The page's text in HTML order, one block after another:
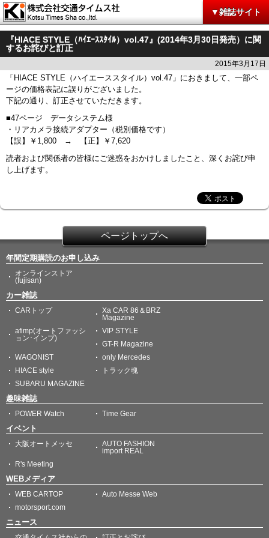
▼雑誌サイト
『HIACE STYLE（ﾊｲｴｰｽｽﾀｲﾙ）vol.47』(2014年3月30日発売）に関
するお詫びと訂正
2015年3月17日
「HIACE STYLE（ハイエーススタイル）vol.47」におきまして、一部ペ
ージの価格表記に誤りがございました。
下記の通り、訂正させていただきます。
■47ページ データシステム様
・リアカメラ接続アダプター（税別価格です）
【誤】￥1,800 → 【正】￥7,620
読者および関係者の皆様にご迷惑をおかけしましたこと、深くお詫び申
し上げます。
ページトップへ
年間定期購読のお申し込み
オンラインストア
(fujisan)
カー雑誌
CARトップ
Xa CAR 86＆BRZ
Magazine
afimp(オートファッシ
ョン･インプ)
VIP STYLE
GT-R Magazine
WAGONIST
only Mercedes
HIACE style
トラック魂
SUBARU MAGAZINE
趣味雑誌
POWER Watch Time Gear
イベント
大阪オートメッセ
AUTO FASHION
import REAL
R's Meeting
WEBメディア
WEB CARTOP
Auto Messe Web
motorsport.com
ニュース